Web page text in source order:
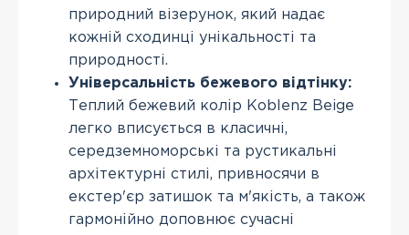
природний візерунок, який надає
кожній сходинці унікальності та
природності.
Універсальність бежевого відтінку:
Теплий бежевий колір Koblenz Beige
легко вписується в класичні,
середземноморські та рустикальні
архітектурні стилі, привносячи в
екстер'єр затишок та м'якість, а також
гармонійно доповнює сучасні